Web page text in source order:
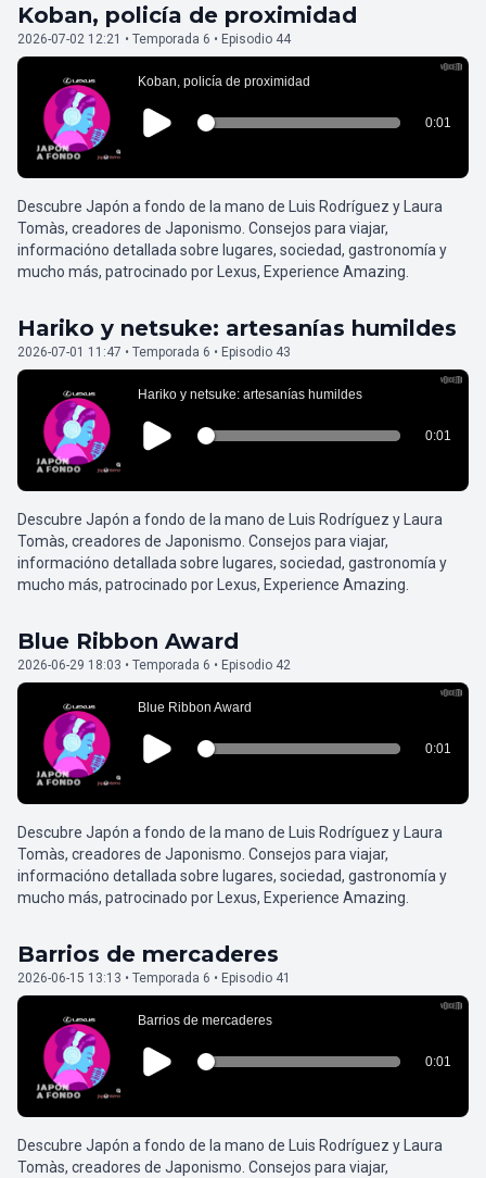
Koban, policía de proximidad
2026-07-02 12:21 • Temporada 6 • Episodio 44
Descubre Japón a fondo de la mano de Luis Rodríguez y Laura
Tomàs, creadores de Japonismo. Consejos para viajar,
informacióno detallada sobre lugares, sociedad, gastronomía y
mucho más, patrocinado por Lexus, Experience Amazing.
Hariko y netsuke: artesanías humildes
2026-07-01 11:47 • Temporada 6 • Episodio 43
Descubre Japón a fondo de la mano de Luis Rodríguez y Laura
Tomàs, creadores de Japonismo. Consejos para viajar,
informacióno detallada sobre lugares, sociedad, gastronomía y
mucho más, patrocinado por Lexus, Experience Amazing.
Blue Ribbon Award
2026-06-29 18:03 • Temporada 6 • Episodio 42
Descubre Japón a fondo de la mano de Luis Rodríguez y Laura
Tomàs, creadores de Japonismo. Consejos para viajar,
informacióno detallada sobre lugares, sociedad, gastronomía y
mucho más, patrocinado por Lexus, Experience Amazing.
Barrios de mercaderes
2026-06-15 13:13 • Temporada 6 • Episodio 41
Descubre Japón a fondo de la mano de Luis Rodríguez y Laura
Tomàs, creadores de Japonismo. Consejos para viajar,